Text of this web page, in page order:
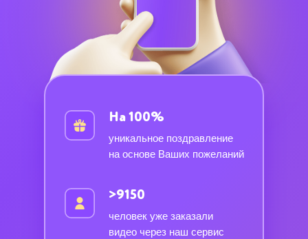
уникальное поздравление
на основе Ваших пожеланий
На 100%
человек уже заказали
видео через наш сервис
>9150